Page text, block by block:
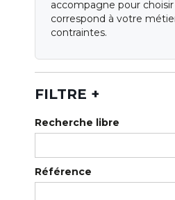
Nos
accompagne pour
correspond à votre
contraintes.
FILTRE +
Recherche libre
Référence